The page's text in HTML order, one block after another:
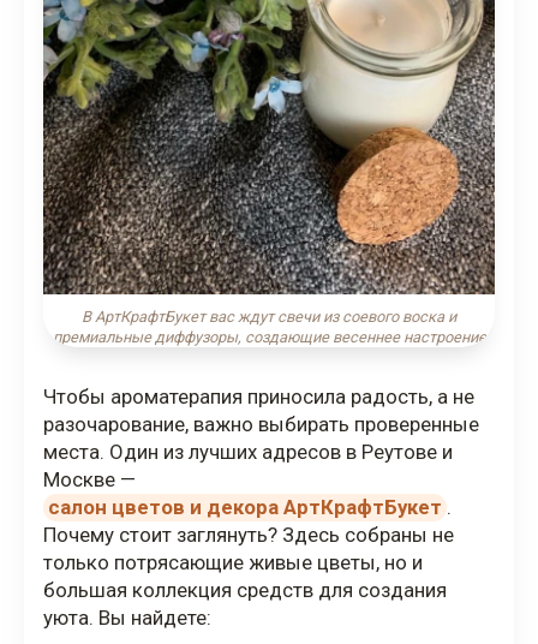
В АртКрафтБукет вас ждут свечи из соевого воска и
премиальные диффузоры, создающие весеннее настроение
Чтобы ароматерапия приносила радость, а не
разочарование, важно выбирать проверенные
места. Один из лучших адресов в Реутове и
Москве —
салон цветов и декора АртКрафтБукет .
Почему стоит заглянуть? Здесь собраны не
только потрясающие живые цветы, но и
большая коллекция средств для создания
уюта. Вы найдете: